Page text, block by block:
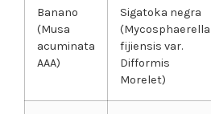
Banano
(Musa
acuminata
AAA)
Sigatoka negra
(Mycosphaerella
fijiensis var.
Difformis
Morelet)